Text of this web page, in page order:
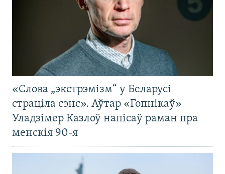
«Слова „экстрэмізм“ у Беларусі
страціла сэнс». Аўтар «Гопнікаў»
Уладзімер Казлоў напісаў раман пра
менскія 90-я